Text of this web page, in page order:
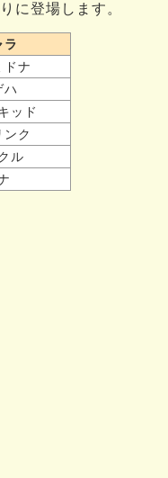
に登場します。
ラ
ドナ
ハ
ッド
ンク
ル